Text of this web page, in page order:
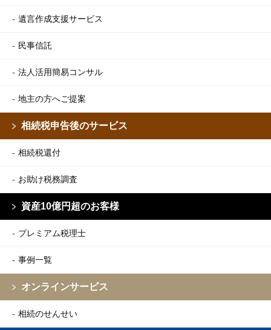
遺言作成支援サービス
民事信託
法人活用簡易コンサル
地主の方へご提案
相続税申告後のサービス
相続税還付
お助け税務調査
資産10億円超のお客様
プレミアム税理士
事例一覧
オンラインサービス
相続のせんせい